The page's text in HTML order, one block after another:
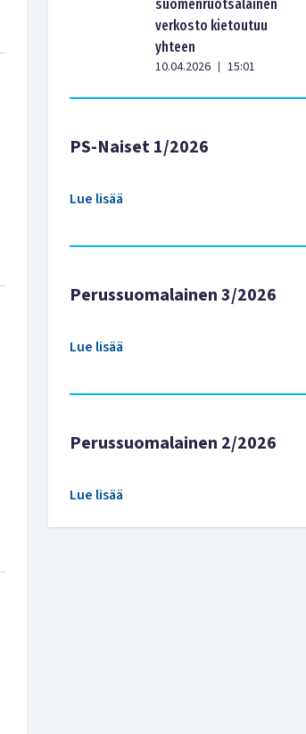
suomenruotsalainen
verkosto kietoutuu
yhteen
10.04.2026 | 15:01
PS-Naiset 1/2026
Lue lisää
Perussuomalainen 3/2026
Lue lisää
Perussuomalainen 2/2026
Lue lisää